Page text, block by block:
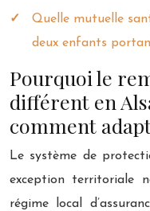
Quelle mutuelle
deux enfants
Pourquoi le
différent en
comment
Le système de
exception territoriale
régime local